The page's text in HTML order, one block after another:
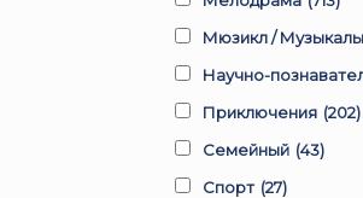
Мюзикл /
Научно-
Приключения (202)
Семейный (43)
Спорт (27)